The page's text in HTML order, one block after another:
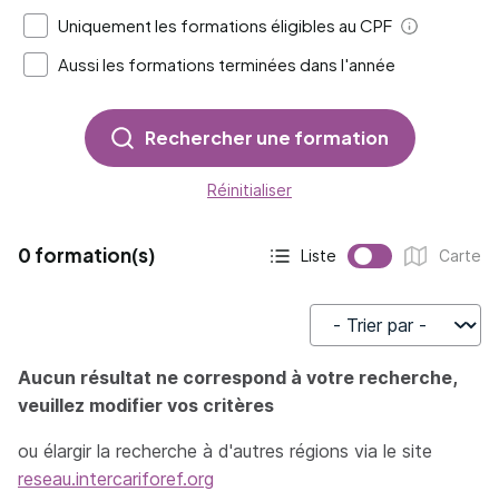
Uniquement les formations éligibles au CPF
Aide
Aussi les formations terminées dans l'année
Rechercher une formation
Réinitialiser
0 formation(s)
Affichage actif :
Liste
Affichage :
Carte
Trier par
Aucun résultat ne correspond à votre recherche,
veuillez modifier vos critères
ou élargir la recherche à d'autres régions via le site
reseau.intercariforef.org